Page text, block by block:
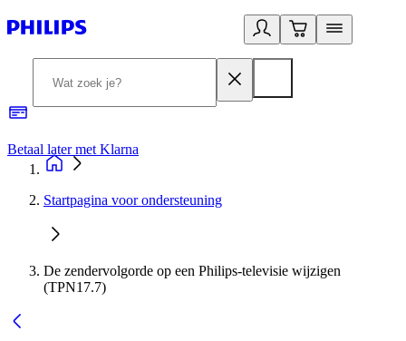
Betaal later met Klarna
Startpagina voor ondersteuning
De zendervolgorde op een Philips-televisie wijzigen
(TPN17.7)